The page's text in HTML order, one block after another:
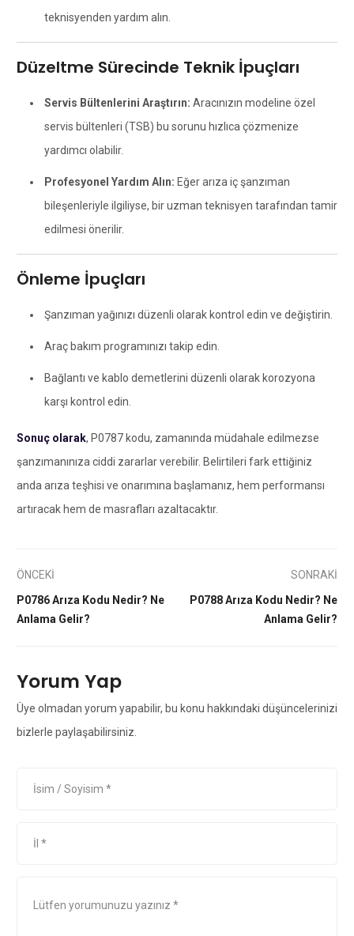
teknisyenden yardım alın.
Düzeltme Sürecinde Teknik İpuçları
Servis Bültenlerini Araştırın: Aracınızın modeline özel
servis bültenleri (TSB) bu sorunu hızlıca çözmenize
yardımcı olabilir.
Profesyonel Yardım Alın: Eğer arıza iç şanzıman
bileşenleriyle ilgiliyse, bir uzman teknisyen tarafından tamir
edilmesi önerilir.
Önleme İpuçları
Şanzıman yağınızı düzenli olarak kontrol edin ve değiştirin.
Araç bakım programınızı takip edin.
Bağlantı ve kablo demetlerini düzenli olarak korozyona
karşı kontrol edin.
Sonuç olarak, P0787 kodu, zamanında müdahale edilmezse
şanzımanınıza ciddi zararlar verebilir. Belirtileri fark ettiğiniz
anda arıza teşhisi ve onarımına başlamanız, hem performansı
artıracak hem de masrafları azaltacaktır.
ÖNCEKİ
P0786 Arıza Kodu Nedir? Ne
Anlama Gelir?
SONRAKİ
P0788 Arıza Kodu Nedir? Ne
Anlama Gelir?
Yorum Yap
Üye olmadan yorum yapabilir, bu konu hakkındaki düşüncelerinizi
bizlerle paylaşabilirsiniz.